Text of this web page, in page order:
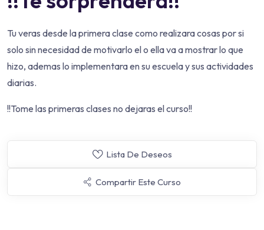
Tu veras desde la primera clase como realizara cosas por si
solo sin necesidad de motivarlo el o ella va a mostrar lo que
hizo, ademas lo implementara en su escuela y sus actividades
diarias.
!!Tome las primeras clases no dejaras el curso!!
Lista De Deseos
Compartir Este Curso